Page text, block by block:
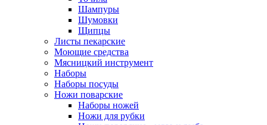
Шампуры
Шумовки
Щипцы
Листы пекарские
Моющие средства
Мясницкий инструмент
Наборы
Наборы посуды
Ножи поварские
Наборы ножей
Ножи для рубки